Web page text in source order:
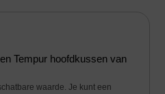
Tempur hoofdkussen van
waarde. Je kunt een